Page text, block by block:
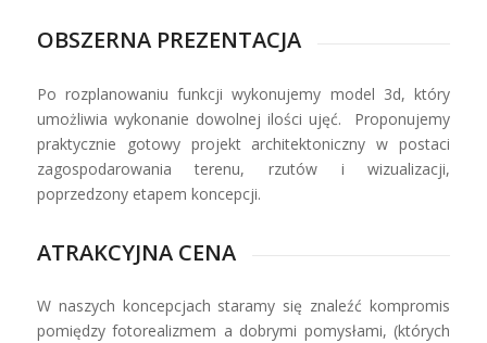
OBSZERNA PREZENTACJA
Po rozplanowaniu funkcji wykonujemy model 3d, który
umożliwia wykonanie dowolnej ilości ujęć. Proponujemy
praktycznie gotowy projekt architektoniczny w postaci
zagospodarowania terenu, rzutów i wizualizacji,
poprzedzony etapem koncepcji.
ATRAKCYJNA CENA
W naszych koncepcjach staramy się znaleźć kompromis
pomiędzy fotorealizmem a dobrymi pomysłami, (których